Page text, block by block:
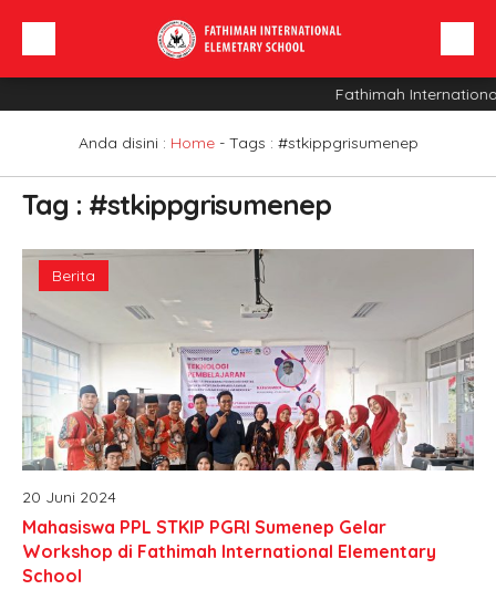
Profil Sekolah
Berita
Sarana
INFO SPMB
Fathimah
Anda disini : Home- Tags : #stkippgrisumenep
Tag : #stkippgrisumenep
Berita
20 Juni 2024
Mahasiswa PPL STKIP PGRI Sumenep Gelar
Workshop di Fathimah International Elementary
School